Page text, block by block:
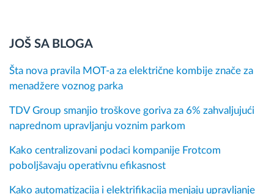
JOŠ SA BLOGA
Šta nova pravila MOT-a za električne kombije znače za
menadžere voznog parka
TDV Group smanjio troškove goriva za 6% zahvaljujući
naprednom upravljanju voznim parkom
Kako centralizovani podaci kompanije Frotcom
poboljšavaju operativnu efikasnost
Kako automatizacija i elektrifikacija menjaju upravljanje